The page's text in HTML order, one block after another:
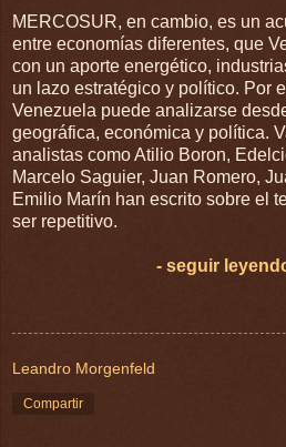
MERCOSUR, en cambio, es un
entre economías diferentes, que
con un aporte energético,
un lazo estratégico y político. Por
Venezuela puede analizarse
geográfica, económica y política.
analistas como Atilio Boron,
Marcelo Saguier, Juan Romero,
Emilio Marín han escrito sobre el
ser repetitivo.
- seguir
Leandro Morgenfeld
Compartir